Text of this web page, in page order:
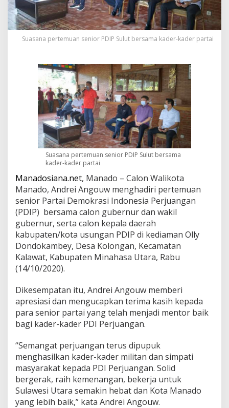
r
-
k
a
d
,
A
n
d
r
e
i
A
n
g
w
A
p
r
e
s
a
s
i
n
i
o
r
P
I
P
Suasana pertemuan senior PDIP Sulut bersama kader-kader partai
Suasana pertemuan senior PDIP Sulut bersama
kader-kader partai
Manadosiana.net, Manado – Calon Walikota
Manado, Andrei Angouw menghadiri pertemuan
senior Partai Demokrasi Indonesia Perjuangan
(PDIP) bersama calon gubernur dan wakil
gubernur, serta calon kepala daerah
kabupaten/kota usungan PDIP di kediaman Olly
Dondokambey, Desa Kolongan, Kecamatan
Kalawat, Kabupaten Minahasa Utara, Rabu
(14/10/2020).
Dikesempatan itu, Andrei Angouw memberi
apresiasi dan mengucapkan terima kasih kepada
para senior partai yang telah menjadi mentor baik
bagi kader-kader PDI Perjuangan.
“Semangat perjuangan terus dipupuk
menghasilkan kader-kader militan dan simpati
masyarakat kepada PDI Perjuangan. Solid
bergerak, raih kemenangan, bekerja untuk
Sulawesi Utara semakin hebat dan Kota Manado
yang lebih baik,” kata Andrei Angouw.